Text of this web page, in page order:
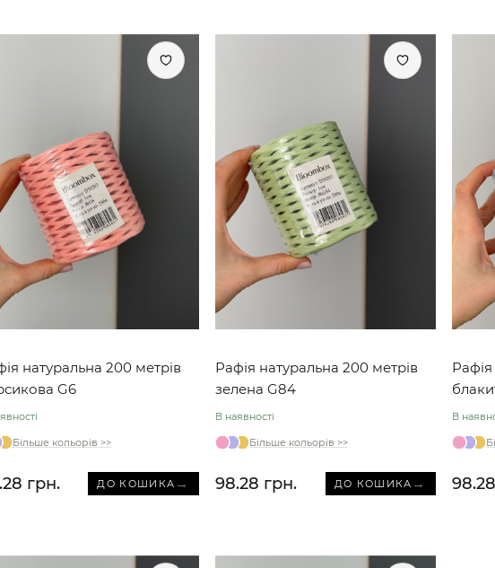
натуральна 200 метрів
G6
Більше кольорів >>
грн. ДО КОШИКА →
Рафія натуральна 200 метрів
зелена G84
В наявності
Більше кольорів >>
98.28 грн. ДО КОШИКА →
В